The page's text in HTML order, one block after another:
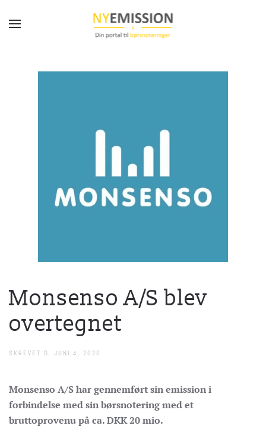
Gå til hovedindhold
Monsenso A/S blev
overtegnet
SKREVET D. JUNI 4, 2020 .
Monsenso A/S har gennemført sin emission i
forbindelse med sin børsnotering med et
bruttoprovenu på ca. DKK 20 mio.